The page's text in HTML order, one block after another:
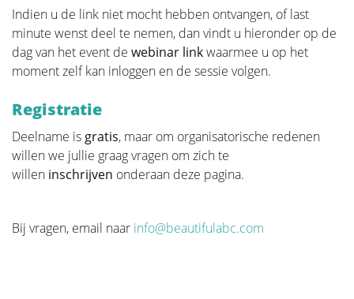
en illustratie van de verschillende soorten
reconstructie met bijhorende stappen.
Verwijderen van de tumor
Beslissen
Borstreconstructie
Indien u de link niet mocht hebben ontvangen, of last
minute wenst deel te nemen, dan vindt u hieronder op de
dag van het event de webinar linkwaarmee u op het
moment zelf kan inloggen en de sessie volgen.
Registratie
Deelname is gratis, maar om organisatorische redenen
willen we jullie graag vragen om zich te
willen inschrijven onderaan deze pagina.
Bij vragen, email naar info@beautifulabc.com